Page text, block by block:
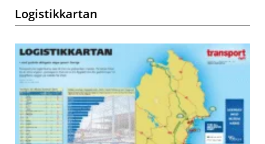
Logistikkartan